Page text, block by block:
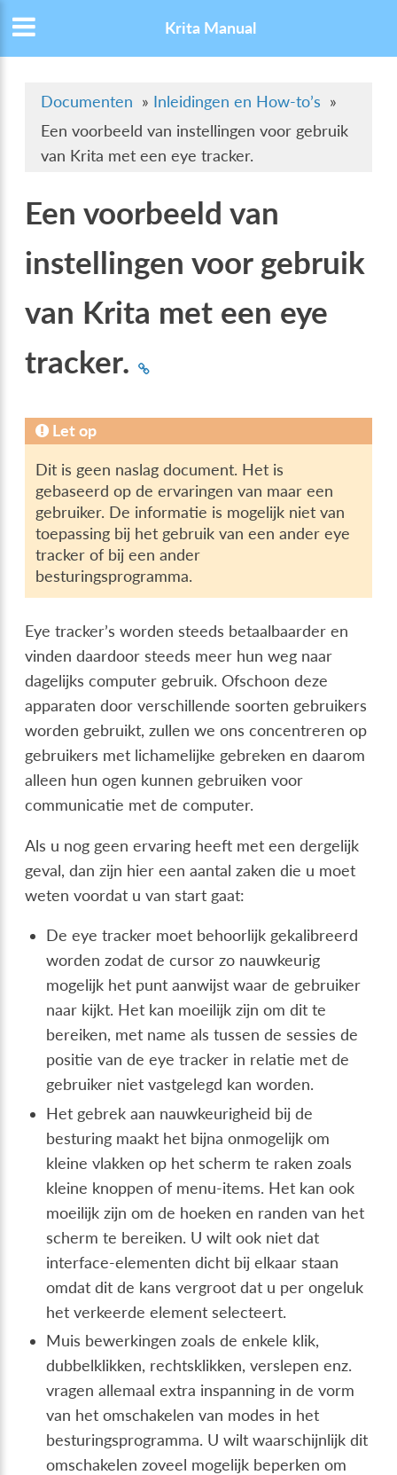
Krita Manual
Documenten » Inleidingen en How-to’s »
Een voorbeeld van instellingen voor gebruik
van Krita met een eye tracker.
Een voorbeeld van
instellingen voor gebruik
van Krita met een eye
tracker.
Let op
Dit is geen naslag document. Het is
gebaseerd op de ervaringen van maar een
gebruiker. De informatie is mogelijk niet van
toepassing bij het gebruik van een ander eye
tracker of bij een ander
besturingsprogramma.
Eye tracker’s worden steeds betaalbaarder en
vinden daardoor steeds meer hun weg naar
dagelijks computer gebruik. Ofschoon deze
apparaten door verschillende soorten gebruikers
worden gebruikt, zullen we ons concentreren op
gebruikers met lichamelijke gebreken en daarom
alleen hun ogen kunnen gebruiken voor
communicatie met de computer.
Als u nog geen ervaring heeft met een dergelijk
geval, dan zijn hier een aantal zaken die u moet
weten voordat u van start gaat:
De eye tracker moet behoorlijk gekalibreerd
worden zodat de cursor zo nauwkeurig
mogelijk het punt aanwijst waar de gebruiker
naar kijkt. Het kan moeilijk zijn om dit te
bereiken, met name als tussen de sessies de
positie van de eye tracker in relatie met de
gebruiker niet vastgelegd kan worden.
Het gebrek aan nauwkeurigheid bij de
besturing maakt het bijna onmogelijk om
kleine vlakken op het scherm te raken zoals
kleine knoppen of menu-items. Het kan ook
moeilijk zijn om de hoeken en randen van het
scherm te bereiken. U wilt ook niet dat
interface-elementen dicht bij elkaar staan
omdat dit de kans vergroot dat u per ongeluk
het verkeerde element selecteert.
Muis bewerkingen zoals de enkele klik,
dubbelklikken, rechtsklikken, verslepen enz.
vragen allemaal extra inspanning in de vorm
van het omschakelen van modes in het
besturingsprogramma. U wilt waarschijnlijk dit
omschakelen zoveel mogelijk beperken om